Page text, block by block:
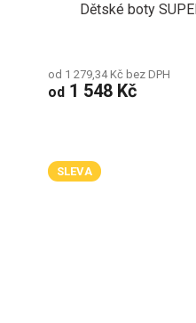
Dětské boty
od 1 279,34 Kč bez DPH
od 1 548 Kč
SLEVA